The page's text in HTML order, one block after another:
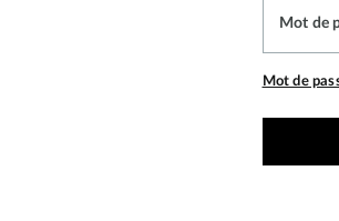
Mot de
Mot de